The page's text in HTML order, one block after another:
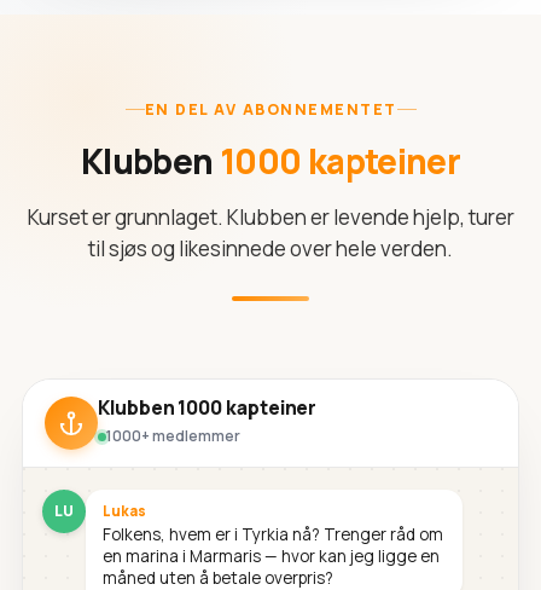
EN DEL AV ABONNEMENTET
Klubben 1000 kapteiner
Kurset er grunnlaget. Klubben er levende hjelp, turer
til sjøs og likesinnede over hele verden.
Klubben 1000 kapteiner
1000+ medlemmer
LU Lukas
Folkens, hvem er i Tyrkia nå? Trenger råd om
en marina i Marmaris — hvor kan jeg ligge en
måned uten å betale overpris?